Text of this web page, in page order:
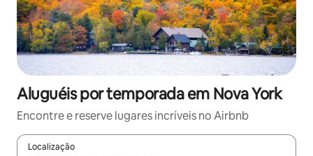
Aluguéis por temporada em Nova York
Encontre e reserve lugares incríveis no Airbnb
Localização